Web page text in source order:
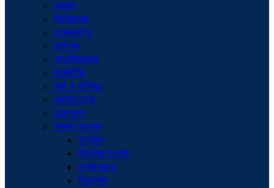
ফতুল্লা
সিদ্ধিরগঞ্জ
সোনারগাঁও
রূপগঞ্জ
আড়াইহাজার
রাজনীতি
অর্থ ও বাণিজ্য
প্রবাসে ডাক
খেলাধুলা
অনন্যা সংবাদ
সংগঠন
নিখোঁজ সংবাদ
সাক্ষাৎকার
বিনোদন